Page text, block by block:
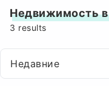
Недвижимость в
3 results
Недавние